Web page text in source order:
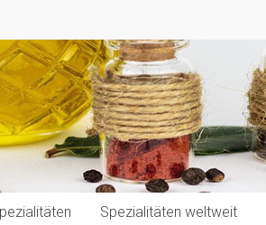
Spezialitäten weltweit